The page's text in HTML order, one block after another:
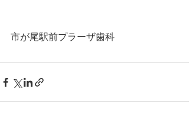
市が尾駅前プラーザ歯科